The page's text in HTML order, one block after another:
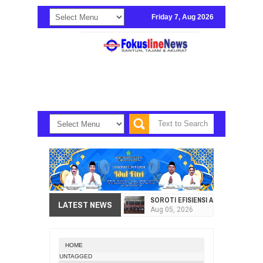
Friday 7, Aug 2026
LATEST NEWS SOROTI EFISIENSI APBD, DPRD
Aug 05, 2026
HOME
UNTAGGED